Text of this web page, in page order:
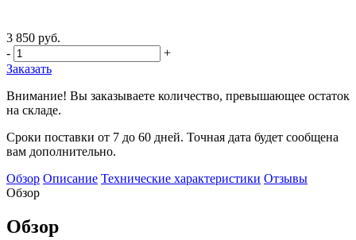
3 850 руб.
-
+
Заказать
Внимание! Вы заказываете количество, превышающее остаток
на складе.
Сроки поставки от 7 до 60 дней. Точная дата будет сообщена
вам дополнительно.
Обзор Описание Технические характеристики Отзывы
Обзор
Обзор